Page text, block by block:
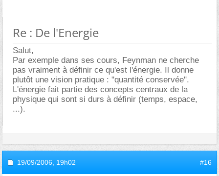
Re : De l'Energie
Salut,
Par exemple dans ses cours, Feynman ne cherche
pas vraiment à définir ce qu'est l'énergie. Il donne
plutôt une vision pratique : "quantité conservée".
L'énergie fait partie des concepts centraux de la
physique qui sont si durs à définir (temps, espace,
...).
19/09/2006, 19h02 #16